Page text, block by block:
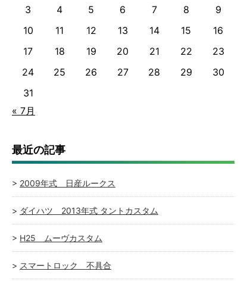
3
4 5 6 7 8
9
10
11 12 13 14 15
16
17
18 19 20 21 22
23
24
25 26 27 28 29
30
31
« 7月
最近の記事
2009年式 日産ルークス
ダイハツ 2013年式 タントカスタム
H25 ムーヴカスタム
スマートロック 不具合